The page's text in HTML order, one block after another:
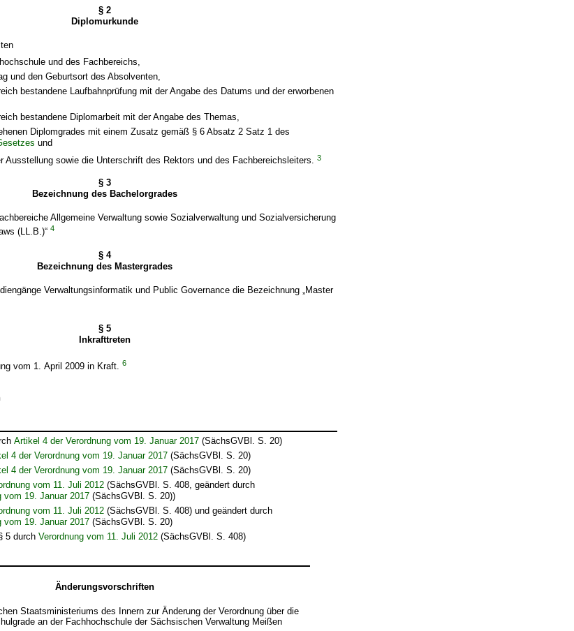
§ 2
Diplomurkunde
und des Fachbereichs,
und den Geburtsort des Absolventen,
bestandene Laufbahnprüfung mit der Angabe des Datums und der erworbenen
bestandene Diplomarbeit mit der Angabe des Themas,
Diplomgrades mit einem Zusatz gemäß § 6 Absatz 2 Satz 1 des
und
Ausstellung sowie die Unterschrift des Rektors und des Fachbereichsleiters. 3
§ 3
Bezeichnung des Bachelorgrades
Allgemeine Verwaltung sowie Sozialverwaltung und Sozialversicherung
(LL.B.)“4
§ 4
Bezeichnung des Mastergrades
Verwaltungsinformatik und Public Governance die Bezeichnung „Master
§ 5
Inkrafttreten
vom 1. April 2009 in Kraft.6
Artikel 4 der Verordnung vom 19. Januar 2017 (SächsGVBl. S. 20)
4 der Verordnung vom 19. Januar 2017 (SächsGVBl. S. 20)
4 der Verordnung vom 19. Januar 2017 (SächsGVBl. S. 20)
vom 11. Juli 2012 (SächsGVBl. S. 408, geändert durch
vom 19. Januar 2017 (SächsGVBl. S. 20))
vom 11. Juli 2012 (SächsGVBl. S. 408) und geändert durch
vom 19. Januar 2017 (SächsGVBl. S. 20)
5 durchVerordnung vom 11. Juli 2012 (SächsGVBl. S. 408)
Änderungsvorschriften
Staatsministeriums des Innern zur Änderung der Verordnung über die
an der Fachhochschule der Sächsischen Verwaltung Meißen